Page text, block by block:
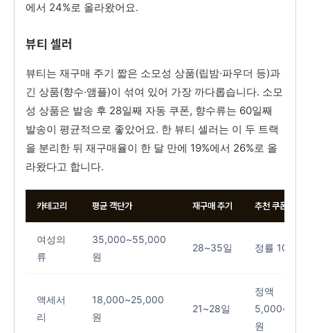
에서 24%로 올라왔어요.
뷰티 셀러
뷰티는 재구매 주기 짧은 소모성 상품(립밤·파우더 등)과
긴 상품(향수·앰플)이 섞여 있어 가장 까다롭습니다. 소모
성 상품은 발송 후 28일째 자동 쿠폰, 향수류는 60일째
발송이 평균적으로 좋았어요. 한 뷰티 셀러는 이 두 트랙
을 분리한 뒤 재구매율이 한 달 만에 19%에서 26%로 올
라왔다고 합니다.
카테고리 평균 객단가 재구매 주기 추천 쿠폰 형태
여성의
류
35,000~55,000
원
28~35일 정률
액세서
리
18,000~25,000
원
21~28일
정액
원